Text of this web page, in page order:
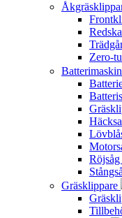
Zero-
Gräsklippare